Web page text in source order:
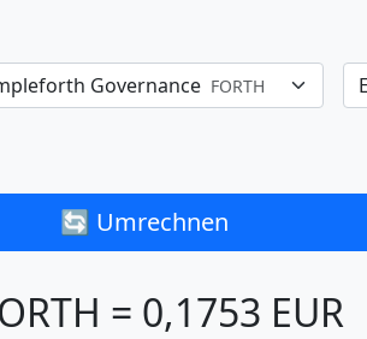
Governance FORTH
🔄 Umrechnen
= 0,1753 EUR